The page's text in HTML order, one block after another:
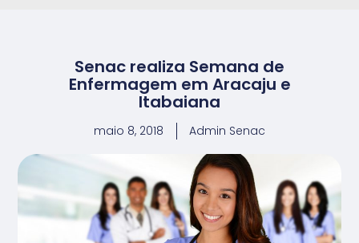
Senac realiza Semana de
Enfermagem em Aracaju e
Itabaiana
maio 8, 2018 Admin Senac